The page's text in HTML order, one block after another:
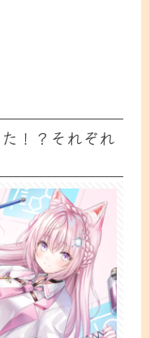
！？それぞれ